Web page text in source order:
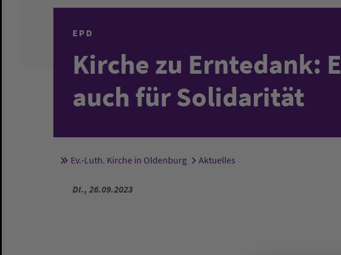
EPD
Kirche zu Erntedank:
auch für Solidarität
Sie sind hier:
Ev.-Luth. Kirche in Oldenburg Aktuelles
DI., 26.09.2023